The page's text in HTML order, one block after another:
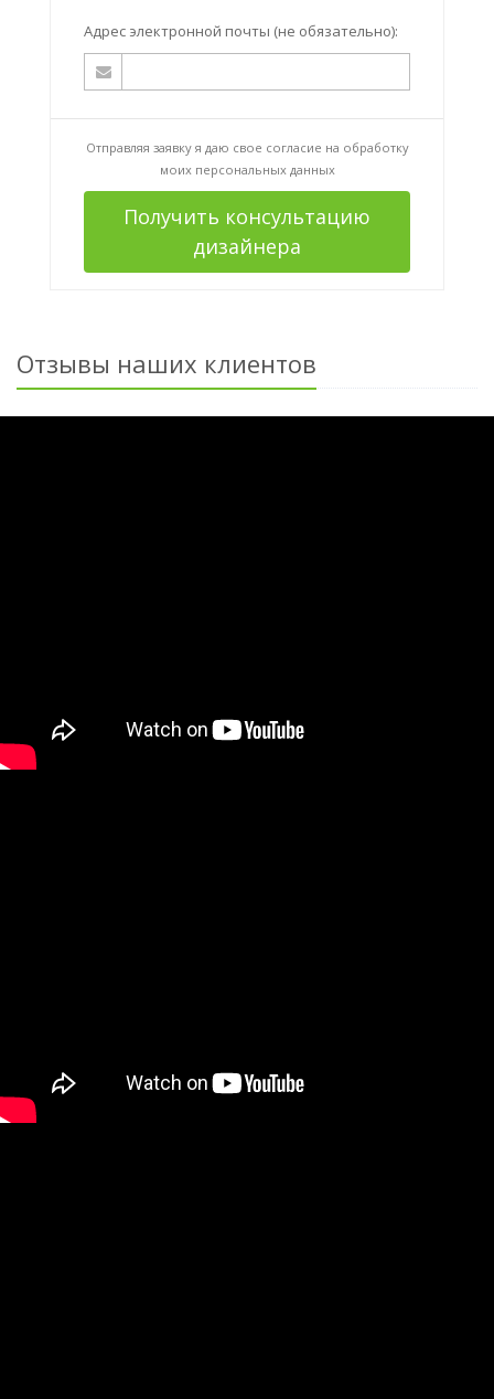
Адрес электронной почты (не обязательно):
Отправляя заявку я даю свое согласие на обработку
моих персональных данных
Получить консультацию
дизайнера
Отзывы наших клиентов